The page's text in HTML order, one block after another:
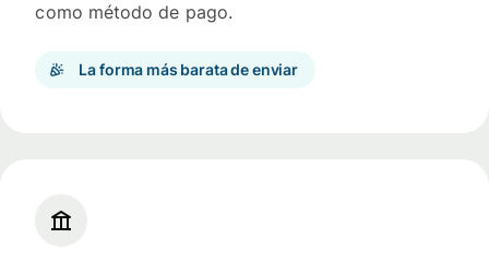
como método de pago.
La forma más barata de enviar